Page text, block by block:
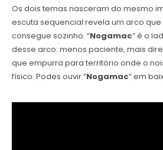
Os dois temas nasceram do mesmo
escuta sequencial revela um arco
consegue sozinho. “Nogamac” é o
desse arco: menos paciente, mais
que empurra para território onde o
físico. Podes ouvir “Nogamac” em